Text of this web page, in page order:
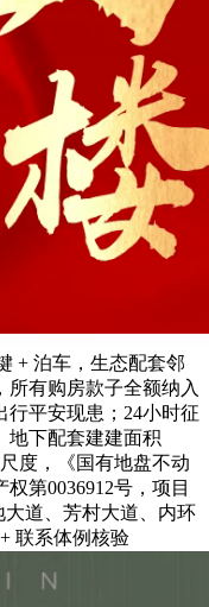
+ 泊车，生态配套邻
有购房款子全额纳入
行平安现患；24小时征
地下配套建建面积
度，《国有地盘不动
第0036912号，项目
道、芳村大道、内环
联系体例核验